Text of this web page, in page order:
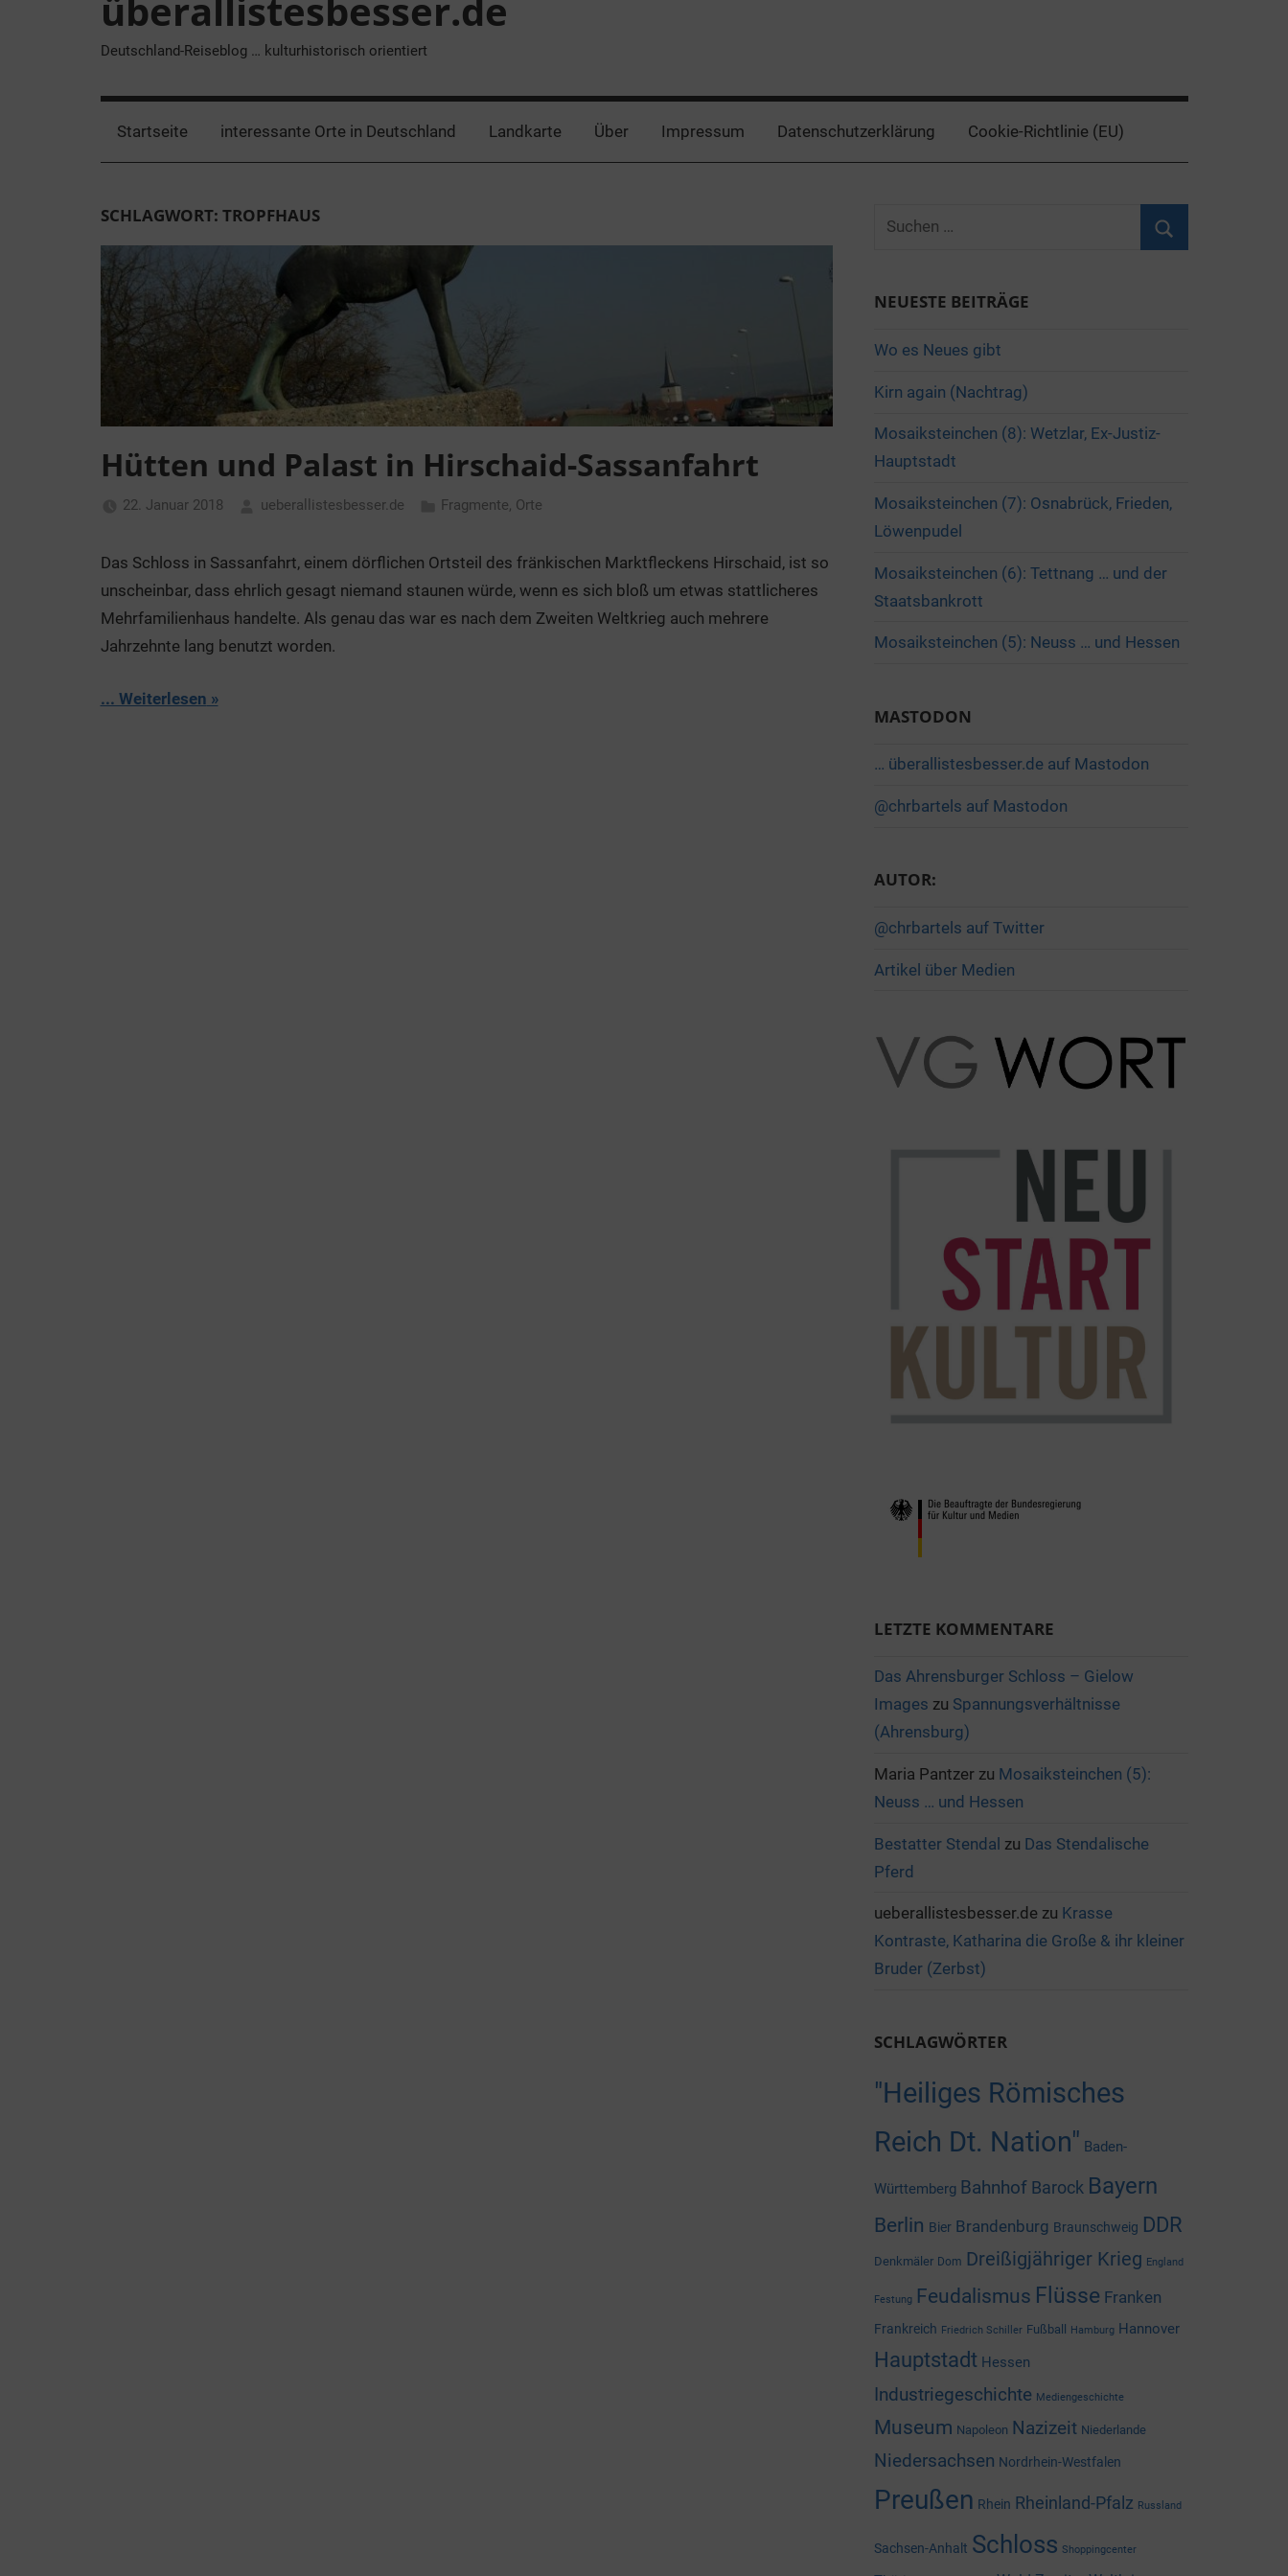
überallistesbesser.de
Deutschland-Reiseblog … kulturhistorisch orientiert
Startseite interessante Orte in Deutschland Landkarte Über Impressum Datenschutzerklärung Cookie-Richtlinie (EU)
SCHLAGWORT: TROPFHAUS
Hütten und Palast in Hirschaid-Sassanfahrt
22. Januar 2018 ueberallistesbesser.de Fragmente, Orte
Das Schloss in Sassanfahrt, einem dörflichen Ortsteil des fränkischen Marktfleckens Hirschaid, ist so
unscheinbar, dass ehrlich gesagt niemand staunen würde, wenn es sich bloß um etwas stattlicheres
Mehrfamilienhaus handelte. Als genau das war es nach dem Zweiten Weltkrieg auch mehrere
Jahrzehnte lang benutzt worden.
... Weiterlesen
Suchen
NEUESTE BEITRÄGE
Wo es Neues gibt
Kirn again (Nachtrag)
Mosaiksteinchen (8): Wetzlar, Ex-Justiz-
Hauptstadt
Mosaiksteinchen (7): Osnabrück, Frieden,
Löwenpudel
Mosaiksteinchen (6): Tettnang … und der
Staatsbankrott
Mosaiksteinchen (5): Neuss … und Hessen
MASTODON
… überallistesbesser.de auf Mastodon
@chrbartels auf Mastodon
AUTOR:
@chrbartels auf Twitter
Artikel über Medien
LETZTE KOMMENTARE
Das Ahrensburger Schloss – Gielow
Images zu Spannungsverhältnisse
(Ahrensburg)
Maria Pantzerzu Mosaiksteinchen (5):
Neuss … und Hessen
Bestatter Stendal zu Das Stendalische
Pferd
ueberallistesbesser.de zu Krasse
Kontraste, Katharina die Große & ihr kleiner
Bruder (Zerbst)
SCHLAGWÖRTER
"Heiliges Römisches
Reich Dt. Nation" Baden-
Württemberg Bahnhof Barock Bayern
Berlin Bier Brandenburg Braunschweig DDR
Denkmäler Dom Dreißigjähriger Krieg England
Festung Feudalismus Flüsse Franken
Frankreich Friedrich Schiller Fußball Hamburg Hannover
Hauptstadt Hessen
Industriegeschichte Mediengeschichte
Museum Napoleon Nazizeit Niederlande
Niedersachsen Nordrhein-Westfalen
Preußen Rhein Rheinland-Pfalz Russland
Sachsen-Anhalt Schloss Shoppingcenter